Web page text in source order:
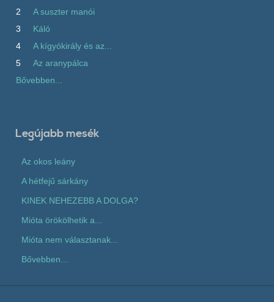
2
A suszter manói
3
Káló
4
A kígyókirály és az...
5
Az aranypálca
Bővebben...
Legújabb mesék
Az okos leány
A hétfejű sárkány
KINEK NEHEZEBB A DOLGA?
Mióta örökölhetik a...
Mióta nem választanak...
Bővebben...